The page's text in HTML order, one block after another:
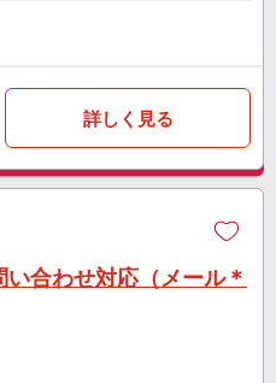
詳しく見る
合わせ対応（メール＊